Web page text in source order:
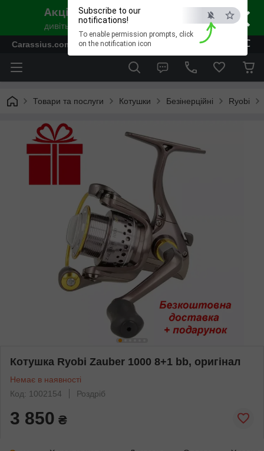
×
ESC
Subscribe to our
notifications!
To enable permission prompts, click
on the notification icon
Carassius.com.ua - Все для риболовлі та відпочинку
Товари та послуги Котушки Безінерційні Ryobi
Котушка Ryobi Zauber 1000 8+1 bb, оригінал
Немає в наявності
Код: 1002154
Роздріб
3 850 ₴